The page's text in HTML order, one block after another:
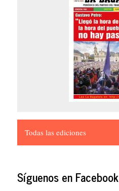
Todas las ediciones
Síguenos en Facebook